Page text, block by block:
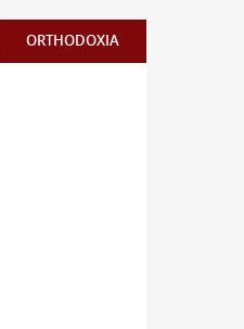
ORTHODOXIA